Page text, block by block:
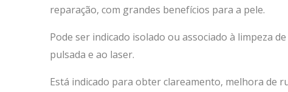
reparação, com grandes benefícios para a pele.
Pode ser indicado isolado ou associado à limpeza
pulsada e ao laser.
Está indicado para obter clareamento, melhora de